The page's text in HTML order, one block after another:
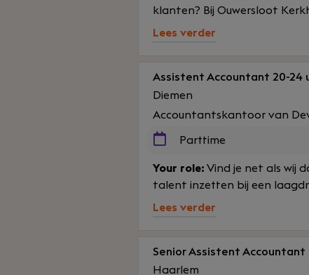
klanten? Bij Ouwersloot
Lees verder
Assistent Accountant 20-24
Diemen
Accountantskantoor van
Parttime
Your role: Vind je net als wij
talent inzetten bij een
Lees verder
Senior Assistent Accountant
Haarlem